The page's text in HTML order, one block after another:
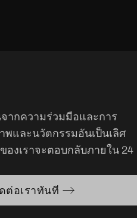
จากความร่วมมือและการ
และนวัตกรรมอันเป็นเลิศ
องเราจะตอบกลับภายใน 24
ต่อเราทันที